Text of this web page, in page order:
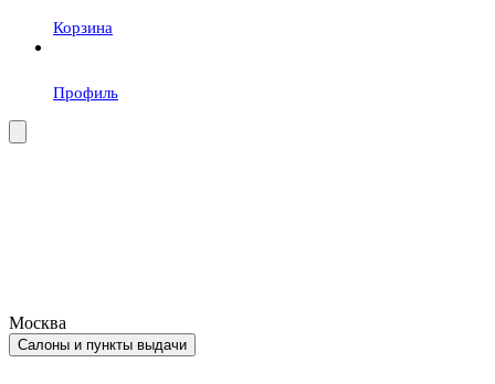
Корзина
Профиль
Москва
Салоны и пункты выдачи